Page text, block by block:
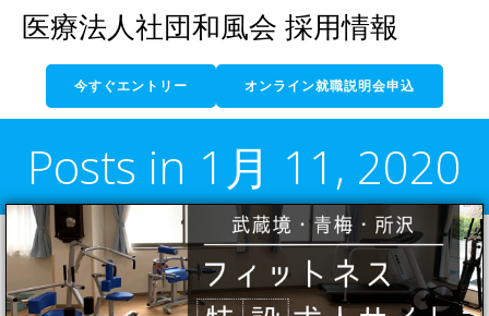
コ
ン
テ
ン
ツ
へ
ス
キ
ッ
プ
医療法人社団和風会 採用情報
今すぐエントリー オンライン就職説明会申込
Posts in 1月 11, 2020